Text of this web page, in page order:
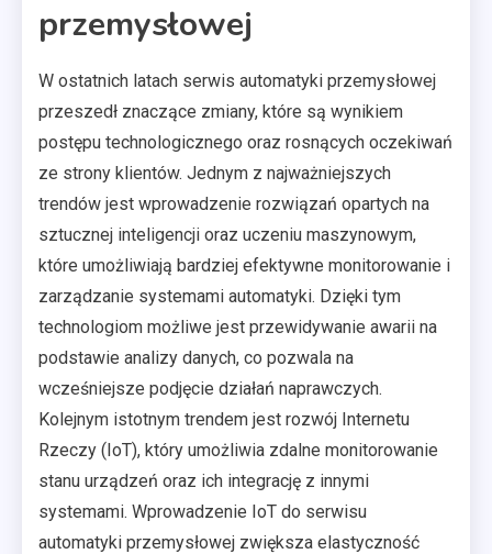
przemysłowej
W ostatnich latach serwis automatyki przemysłowej
przeszedł znaczące zmiany, które są wynikiem
postępu technologicznego oraz rosnących oczekiwań
ze strony klientów. Jednym z najważniejszych
trendów jest wprowadzenie rozwiązań opartych na
sztucznej inteligencji oraz uczeniu maszynowym,
które umożliwiają bardziej efektywne monitorowanie i
zarządzanie systemami automatyki. Dzięki tym
technologiom możliwe jest przewidywanie awarii na
podstawie analizy danych, co pozwala na
wcześniejsze podjęcie działań naprawczych.
Kolejnym istotnym trendem jest rozwój Internetu
Rzeczy (IoT), który umożliwia zdalne monitorowanie
stanu urządzeń oraz ich integrację z innymi
systemami. Wprowadzenie IoT do serwisu
automatyki przemysłowej zwiększa elastyczność